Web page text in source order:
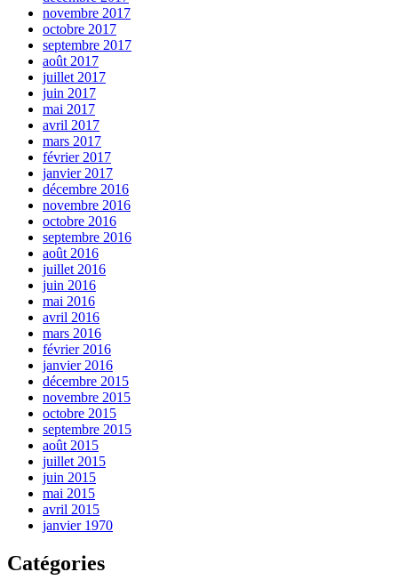
novembre 2017
octobre 2017
septembre 2017
août 2017
juillet 2017
juin 2017
mai 2017
avril 2017
mars 2017
février 2017
janvier 2017
décembre 2016
novembre 2016
octobre 2016
septembre 2016
août 2016
juillet 2016
juin 2016
mai 2016
avril 2016
mars 2016
février 2016
janvier 2016
décembre 2015
novembre 2015
octobre 2015
septembre 2015
août 2015
juillet 2015
juin 2015
mai 2015
avril 2015
janvier 1970
Catégories